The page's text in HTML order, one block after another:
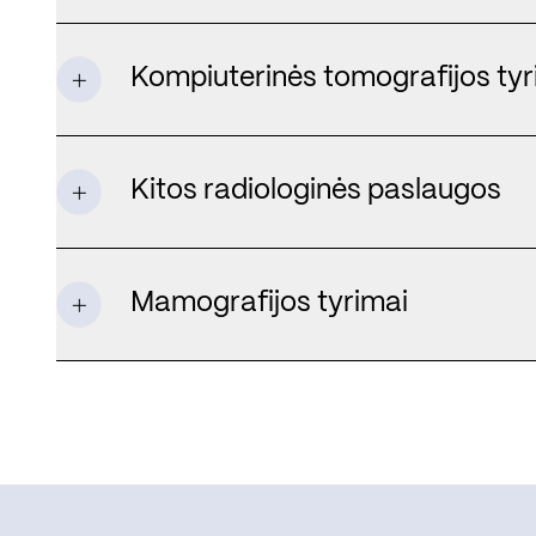
Kompiuterinės tomografijos
Kitos radiologinės paslaugos
Mamografijos tyrimai